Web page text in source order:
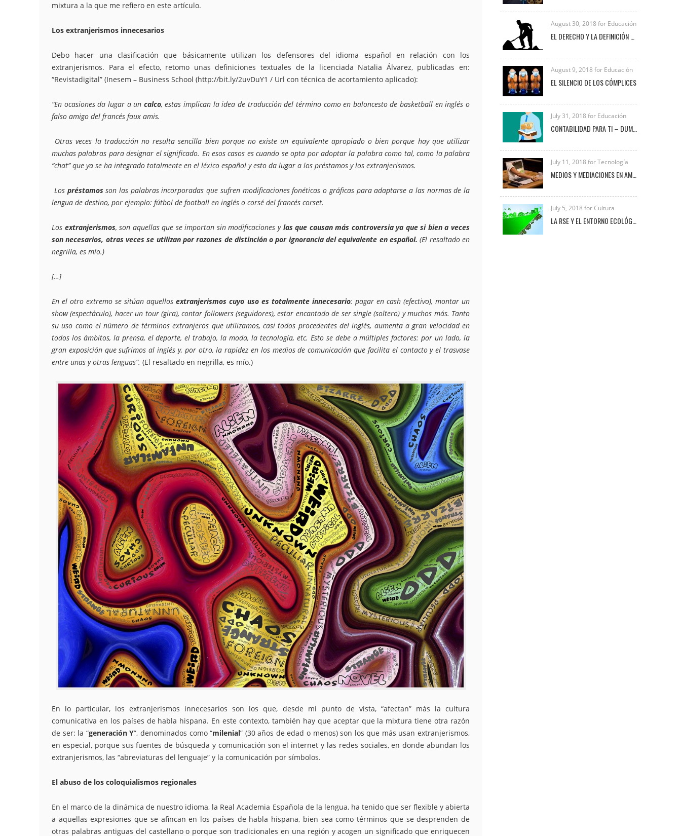
mixtura a la que me refiero en este artículo.
Los extranjerismos innecesarios
Debo hacer una clasificación que básicamente utilizan los defensores del idioma español en relación con los
extranjerismos. Para el efecto, retomo unas definiciones textuales de la licenciada Natalia Álvarez, publicadas en:
“Revistadigital” (Inesem – Business School (http://bit.ly/2uvDuY1 / Url con técnica de acortamiento aplicado):
“En ocasiones da lugar a un calco, estas implican la idea de traducción del término como en baloncesto de basketball en inglés o
falso amigo del francés faux amis.
Otras veces la traducción no resulta sencilla bien porque no existe un equivalente apropiado o bien porque hay que utilizar
muchas palabras para designar el significado. En esos casos es cuando se opta por adoptar la palabra como tal, como la palabra
“chat” que ya se ha integrado totalmente en el léxico español y esto da lugar a los préstamos y los extranjerismos.
Los préstamosson las palabras incorporadas que sufren modificaciones fonéticas o gráficas para adaptarse a las normas de la
lengua de destino, por ejemplo: fútbol de football en inglés o corsé del francés corset.
Los extranjerismos, son aquellas que se importan sin modificaciones y las que causan más controversia ya que si bien a veces
son necesarios, otras veces se utilizan por razones de distinción o por ignorancia del equivalente en español. (El resaltado en
negrilla, es mío.)
[…]
En el otro extremo se sitúan aquellosextranjerismos cuyo uso es totalmente innecesario: pagar en cash (efectivo), montar un
show (espectáculo), hacer un tour (gira), contar followers (seguidores), estar encantado de ser single (soltero) y muchos más. Tanto
su uso como el número de términos extranjeros que utilizamos, casi todos procedentes del inglés, aumenta a gran velocidad en
todos los ámbitos, la prensa, el deporte, el trabajo, la moda, la tecnología, etc. Esto se debe a múltiples factores: por un lado, la
gran exposición que sufrimos al inglés y, por otro, la rapidez en los medios de comunicación que facilita el contacto y el trasvase
entre unas y otras lenguas”. (El resaltado en negrilla, es mío.)
En lo particular, los extranjerismos innecesarios son los que, desde mi punto de vista, “afectan” más la cultura
comunicativa en los países de habla hispana. En este contexto, también hay que aceptar que la mixtura tiene otra razón
de ser: la “generación Y”, denominados como “milenial” (30 años de edad o menos) son los que más usan extranjerismos,
en especial, porque sus fuentes de búsqueda y comunicación son el internet y las redes sociales, en donde abundan los
extranjerismos, las “abreviaturas del lenguaje” y la comunicación por símbolos.
El abuso de los coloquialismos regionales
En el marco de la dinámica de nuestro idioma, la Real Academia Española de la lengua, ha tenido que ser flexible y abierta
a aquellas expresiones que se afincan en los países de habla hispana, bien sea como términos que se desprenden de
otras palabras antiguas del castellano o porque son tradicionales en una región y acogen un significado que enriquecen
August 30, 2018 for Educación
August 9, 2018 for Educación
EL SILENCIO DE LOS CÓMPLICES
July 31, 2018 for Educación
July 11, 2018 for Tecnología
July 5, 2018 for Cultura